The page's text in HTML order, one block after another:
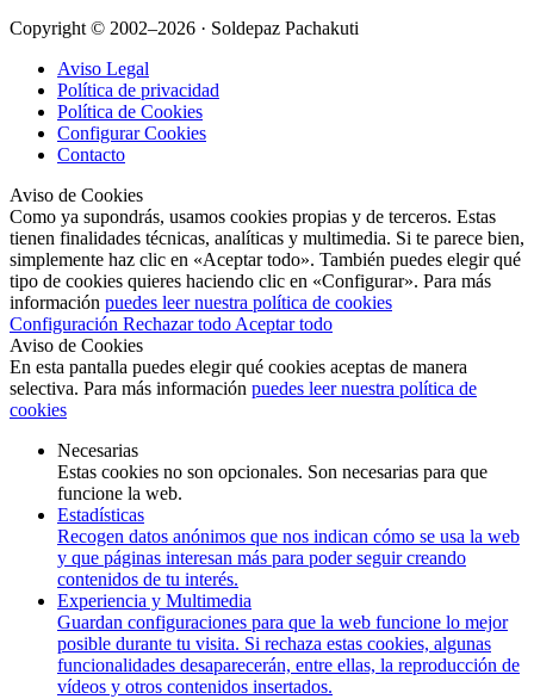
Copyright © 2002–2026 · Soldepaz Pachakuti
Aviso Legal
Política de privacidad
Política de Cookies
Configurar Cookies
Contacto
Aviso de Cookies
Como ya supondrás, usamos cookies propias y de terceros. Estas
tienen finalidades técnicas, analíticas y multimedia. Si te parece bien,
simplemente haz clic en «Aceptar todo». También puedes elegir qué
tipo de cookies quieres haciendo clic en «Configurar». Para más
información puedes leer nuestra política de cookies
Configuración Rechazar todo Aceptar todo
Aviso de Cookies
En esta pantalla puedes elegir qué cookies aceptas de manera
selectiva. Para más información puedes leer nuestra política de
cookies
Necesarias
Estas cookies no son opcionales. Son necesarias para que
funcione la web.
Estadísticas
Recogen datos anónimos que nos indican cómo se usa la web
y que páginas interesan más para poder seguir creando
contenidos de tu interés.
Experiencia y Multimedia
Guardan configuraciones para que la web funcione lo mejor
posible durante tu visita. Si rechaza estas cookies, algunas
funcionalidades desaparecerán, entre ellas, la reproducción de
vídeos y otros contenidos insertados.